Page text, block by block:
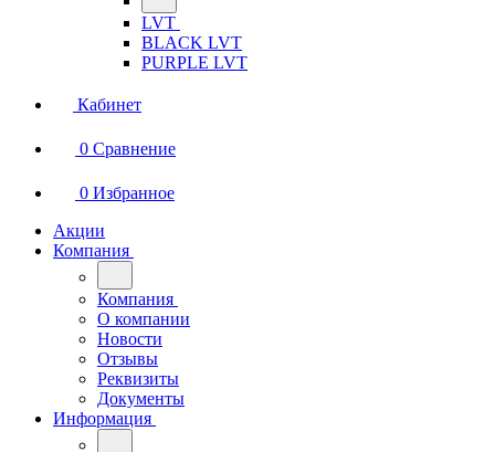
LVT
BLACK LVT
PURPLE LVT
Кабинет
0 Сравнение
0 Избранное
Акции
Компания
Компания
О компании
Новости
Отзывы
Реквизиты
Документы
Информация